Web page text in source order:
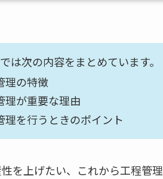
は次の内容をまとめています。
理の特徴
理が重要な理由
理を行うときのポイント
を上げたい、これから工程管